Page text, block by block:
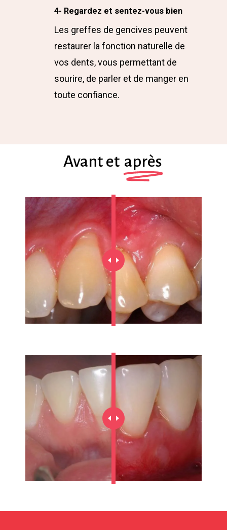
4- Regardez et sentez-vous bien
Les greffes de gencives peuvent
restaurer la fonction naturelle de
vos dents, vous permettant de
sourire, de parler et de manger en
toute confiance.
Avant et après